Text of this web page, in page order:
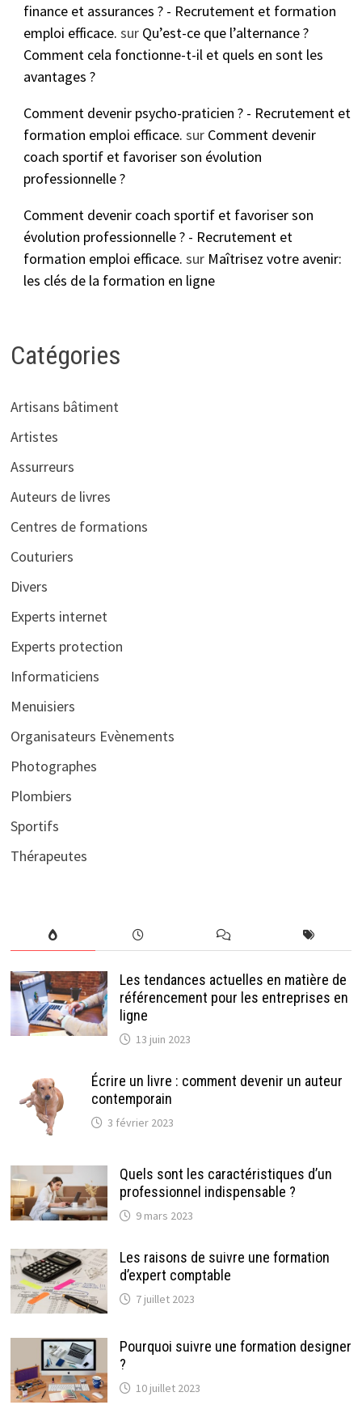
finance et assurances ? - Recrutement et formation
emploi efficace. sur Qu’est-ce que l’alternance ?
Comment cela fonctionne-t-il et quels en sont les
avantages ?
Comment devenir psycho-praticien ? - Recrutement et
formation emploi efficace. sur Comment devenir
coach sportif et favoriser son évolution
professionnelle ?
Comment devenir coach sportif et favoriser son
évolution professionnelle ? - Recrutement et
formation emploi efficace. sur Maîtrisez votre avenir:
les clés de la formation en ligne
Catégories
Artisans bâtiment
Artistes
Assurreurs
Auteurs de livres
Centres de formations
Couturiers
Divers
Experts internet
Experts protection
Informaticiens
Menuisiers
Organisateurs Evènements
Photographes
Plombiers
Sportifs
Thérapeutes
Les tendances actuelles en matière de
référencement pour les entreprises en
ligne
13 juin 2023
Écrire un livre : comment devenir un auteur
contemporain
3 février 2023
Quels sont les caractéristiques d’un
professionnel indispensable ?
9 mars 2023
Les raisons de suivre une formation
d’expert comptable
7 juillet 2023
Pourquoi suivre une formation designer
?
10 juillet 2023